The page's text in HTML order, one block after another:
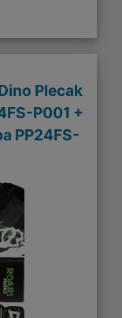
Plecak
P001 +
PP24FS-